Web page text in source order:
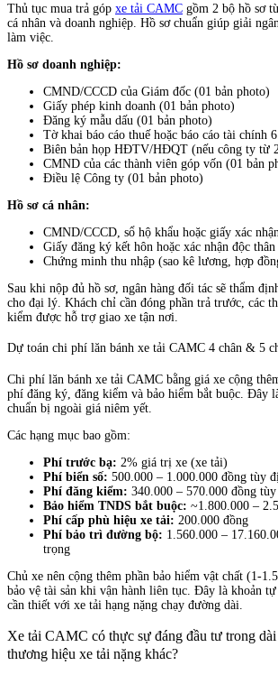
Thủ tục mua trả góp xe tải CAMC gồm 2 bộ hồ sơ
cá nhân và doanh nghiệp. Hồ sơ chuẩn giúp giải
làm việc.
Hồ sơ doanh nghiệp:
CMND/CCCD của Giám đốc (01 bản photo)
Giấy phép kinh doanh (01 bản photo)
Đăng ký mẫu dấu (01 bản photo)
Tờ khai báo cáo thuế hoặc báo cáo tài chính
Biên bản họp HĐTV/HĐQT (nếu công ty từ
CMND của các thành viên góp vốn (01 bản
Điều lệ Công ty (01 bản photo)
Hồ sơ cá nhân:
CMND/CCCD, sổ hộ khẩu hoặc giấy xác
Giấy đăng ký kết hôn hoặc xác nhận độc thân
Chứng minh thu nhập (sao kê lương, hợp
Sau khi nộp đủ hồ sơ, ngân hàng đối tác sẽ thẩm
cho đại lý. Khách chỉ cần đóng phần trả trước, các
kiểm được hỗ trợ giao xe tận nơi.
Dự toán chi phí lăn bánh xe tải CAMC 4 chân & 5
Chi phí lăn bánh xe tải CAMC bằng giá xe cộng
phí đăng ký, đăng kiểm và bảo hiểm bắt buộc. Đây
chuẩn bị ngoài giá niêm yết.
Các hạng mục bao gồm:
Phí trước bạ: 2% giá trị xe (xe tải)
Phí biển số: 500.000 – 1.000.000 đồng tùy
Phí đăng kiểm: 340.000 – 570.000 đồng
Bảo hiểm TNDS bắt buộc: ~1.800.000 –
Phí cấp phù hiệu xe tải: 200.000 đồng
Phí bảo trì đường bộ: 1.560.000 –
trọng
Chủ xe nên cộng thêm phần bảo hiểm vật chất (1-
bảo vệ tài sản khi vận hành liên tục. Đây là khoản
cần thiết với xe tải hạng nặng chạy đường dài.
Xe tải CAMC có thực sự đáng đầu tư trong
thương hiệu xe tải nặng khác?